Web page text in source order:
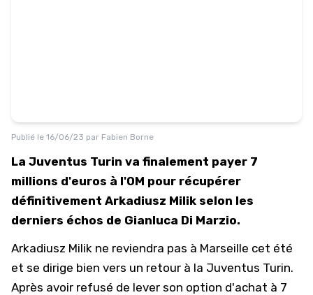
Publié le 16/06/23 par Fabien Borne
La Juventus Turin va finalement payer 7
millions d'euros à l'OM pour récupérer
définitivement Arkadiusz Milik selon les
derniers échos de Gianluca Di Marzio.
Arkadiusz Milik ne reviendra pas à Marseille cet été
et se dirige bien vers un retour à la Juventus Turin.
Après avoir refusé de lever son option d'achat à 7